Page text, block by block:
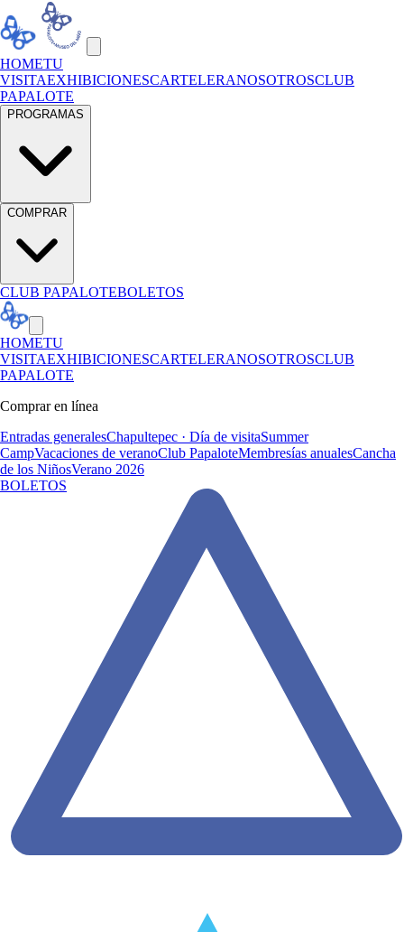
HOMETU
VISITAEXHIBICIONESCARTELERANOSOTROSCLUB
PAPALOTE
PROGRAMAS
COMPRAR
CLUB PAPALOTEBOLETOS
HOMETU
VISITAEXHIBICIONESCARTELERANOSOTROSCLUB
PAPALOTE
Comprar en línea
Entradas generalesChapultepec · Día de visitaSummer
CampVacaciones de veranoClub PapaloteMembresías anualesCancha
de los NiñosVerano 2026
BOLETOS